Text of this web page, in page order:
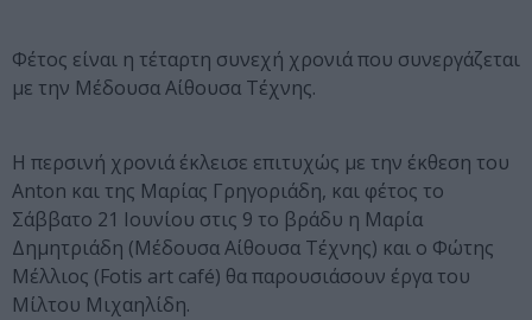
Φέτος είναι η τέταρτη συνεχή χρονιά που συνεργάζεται
με την Μέδουσα Αίθουσα Τέχνης.
Η περσινή χρονιά έκλεισε επιτυχώς με την έκθεση του
Anton και της Μαρίας Γρηγοριάδη, και φέτος το
Σάββατο 21 Ιουνίου στις 9 το βράδυ η Μαρία
Δημητριάδη (Μέδουσα Αίθουσα Τέχνης) και ο Φώτης
Μέλλιος (Fotis art café) θα παρουσιάσουν έργα του
Μίλτου Μιχαηλίδη.